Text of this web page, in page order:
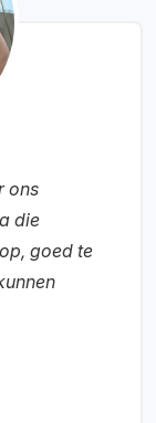
ons
die
goed te